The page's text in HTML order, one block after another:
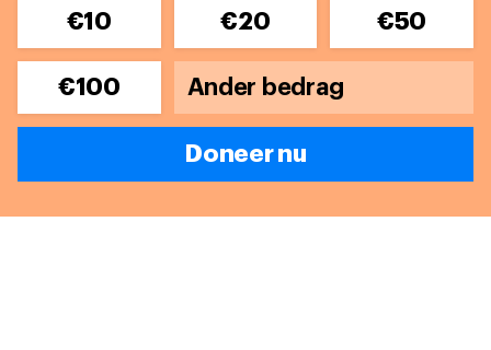
€10 €20 €50
€100
Doneer nu